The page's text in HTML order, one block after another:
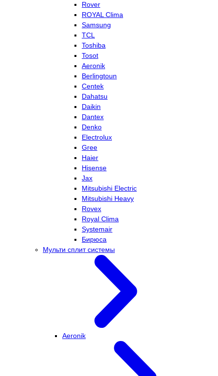
Rover
ROYAL Clima
Samsung
TCL
Toshiba
Tosot
Aeronik
Berlingtoun
Centek
Dahatsu
Daikin
Dantex
Denko
Electrolux
Gree
Haier
Hisense
Jax
Mitsubishi Electric
Mitsubishi Heavy
Rovex
Royal Clima
Systemair
Бирюса
Мульти сплит системы
Aeronik